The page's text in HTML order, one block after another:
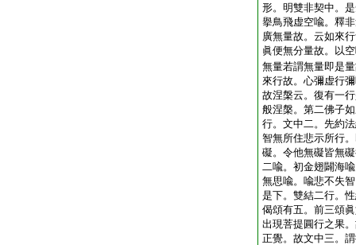
形。明雙非契中。
擧鳥飛虚空喩。釋
廣無量故。云如來
眞便無分量故。以
無量若謂無量即是
來行故。心彌虚行
故涅槃云。復有一
般涅槃。第二佛子
行。文中二。先約
智無所住悲示所行
礙。令他無礙皆無
二喩。初金翅闢海
無思喩。喩悲不失
是下。雙結二行。
偈頌有五。前三頌
出現菩提圓行之果
正覺。故文中三。